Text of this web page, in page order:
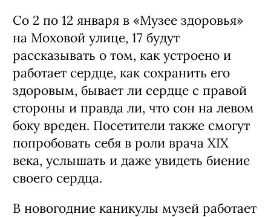
Со 2 по 12 января в «Музее здоровья»
на Моховой улице, 17 будут
рассказывать о том, как устроено и
работает сердце, как сохранить его
здоровым, бывает ли сердце с правой
стороны и правда ли, что сон на левом
боку вреден. Посетители также смогут
попробовать себя в роли врача XIX
века, услышать и даже увидеть биение
своего сердца.
В новогодние каникулы музей работает